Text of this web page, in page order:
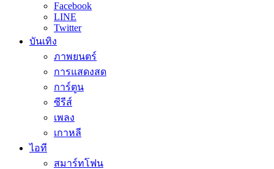
Facebook
LINE
Twitter
บันเทิง
ภาพยนตร์
การแสดงสด
การ์ตูน
ซีรีส์
เพลง
เกาหลี
ไอที
สมาร์ทโฟน